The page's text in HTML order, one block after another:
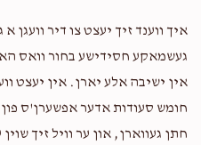
$100.00
Special for YOU!
הערשי
$18.00
איך ווענד זיך יעצט צו דיר וועגן
געשמאקע חסידישע בחור וואס
אין ישיבה אלע יארן. אין יעצט
חומש סעודות אדער אפשערן'ס
חתן געווארן, און ער וויל זיך